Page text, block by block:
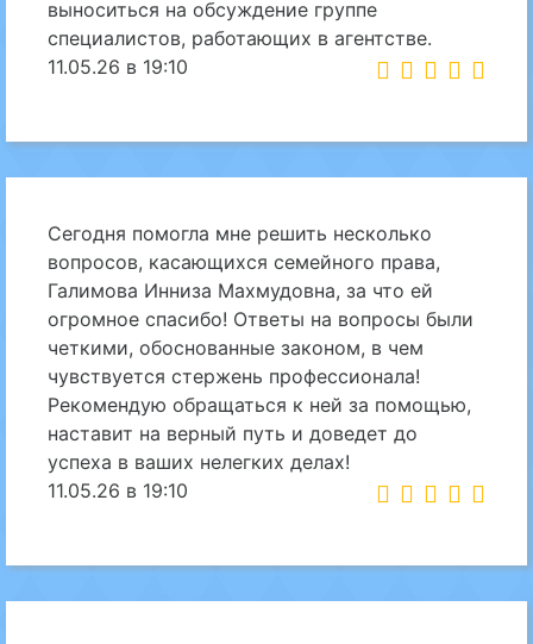
выноситься на обсуждение группе
специалистов, работающих в агентстве.
11.05.26 в 19:10
Сегодня помогла мне решить несколько
вопросов, касающихся семейного права,
Галимова Инниза Махмудовна, за что ей
огромное спасибо! Ответы на вопросы были
четкими, обоснованные законом, в чем
чувствуется стержень профессионала!
Рекомендую обращаться к ней за помощью,
наставит на верный путь и доведет до
успеха в ваших нелегких делах!
11.05.26 в 19:10